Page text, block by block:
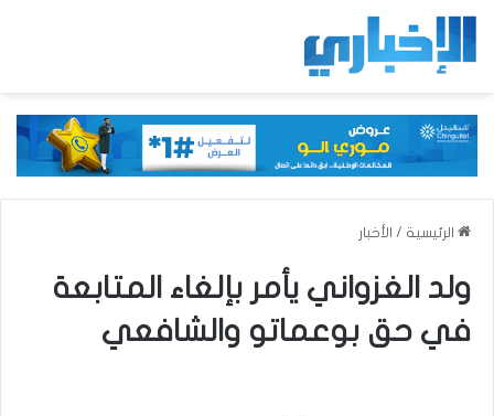
الرئيسية / الأخبار
ولد الغزواني يأمر بإلغاء المتابعة
في حق بوعماتو والشافعي